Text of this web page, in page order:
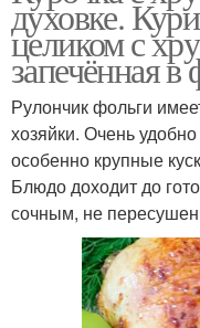
духовке.
целиком с
запечённая в
Рулончик фольги
хозяйки. Очень
особенно крупные
Блюдо доходит до
сочным, не